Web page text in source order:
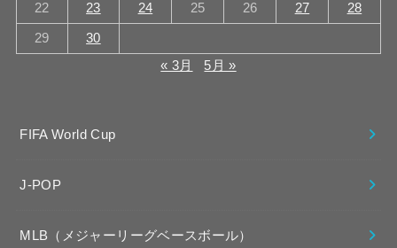
22 23 24 25 26 27 28
29
30
« 3月
5月 »
FIFA World Cup
J-POP
MLB（メジャーリーグベースボール）